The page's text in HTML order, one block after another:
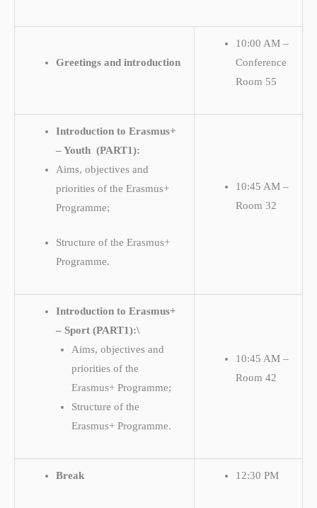
Greetings and introduction
10:00 AM –
Conference
Room 55
Introduction to Erasmus+
– Youth (PART1):
Aims, objectives and
priorities of the Erasmus+
Programme;
Structure of the Erasmus+
Programme.
10:45 AM –
Room 32
Introduction to Erasmus+
– Sport (PART1):\
Aims, objectives and
priorities of the
Erasmus+ Programme;
Structure of the
Erasmus+ Programme.
10:45 AM –
Room 42
Break 12:30 PM